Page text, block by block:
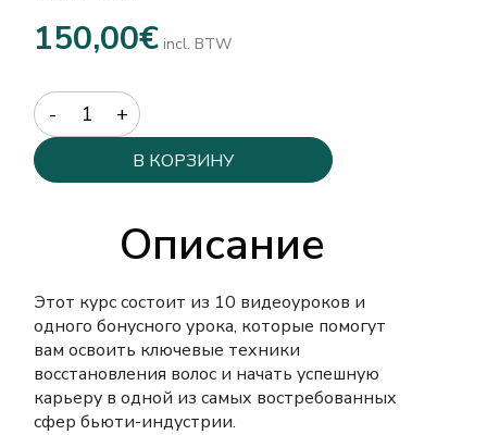
150,00€ incl. BTW
Quantity
В КОРЗИНУ
Описание
Этот курс состоит из 10 видеоуроков и
одного бонусного урока, которые помогут
вам освоить ключевые техники
восстановления волос и начать успешную
карьеру в одной из самых востребованных
сфер бьюти-индустрии.